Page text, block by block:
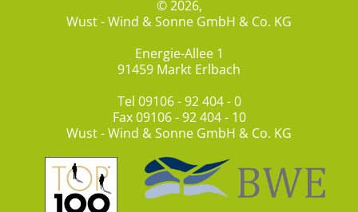
© 2026,
Wust - Wind & Sonne GmbH & Co. KG
Energie-Allee 1
91459 Markt Erlbach
Tel 09106 - 92 404 - 0
Fax 09106 - 92 404 - 10
Wust - Wind & Sonne GmbH & Co. KG